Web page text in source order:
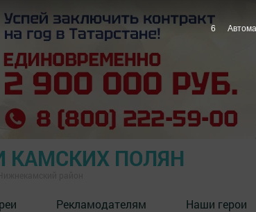
КАМСКИХ ПОЛЯН
Рекламодателям Наши герои
5